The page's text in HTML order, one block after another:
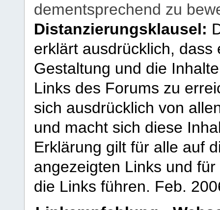
dementsprechend zu
Distanzierungsklausel:
erklärt ausdrücklich,
Gestaltung und die
Links des Forums zu
sich ausdrücklich von
und macht sich diese
Erklärung gilt für alle auf
angezeigten Links und
die Links führen. Feb.